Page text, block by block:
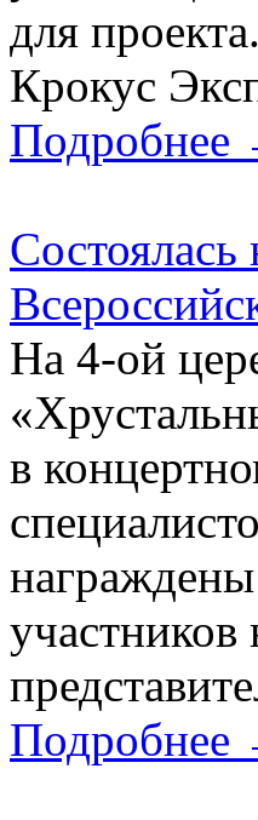
для
Крокус
Подробнее
На 4-ой
в
Подробнее